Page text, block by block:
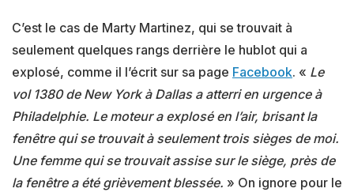
C’est le cas de Marty Martinez, qui se trouvait à
seulement quelques rangs derrière le hublot qui a
explosé, comme il l’écrit sur sa page Facebook. « Le
vol 1380 de New York à Dallas a atterri en urgence à
Philadelphie. Le moteur a explosé en l’air, brisant la
fenêtre qui se trouvait à seulement trois sièges de moi.
Une femme qui se trouvait assise sur le siège, près de
la fenêtre a été grièvement blessée. » On ignore pour le